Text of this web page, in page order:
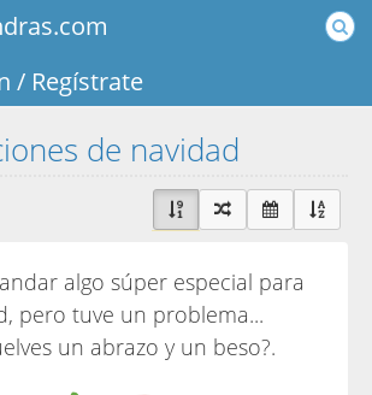
/ Regístrate
de navidad
algo súper especial para
pero tuve un problema...
un abrazo y un beso?.